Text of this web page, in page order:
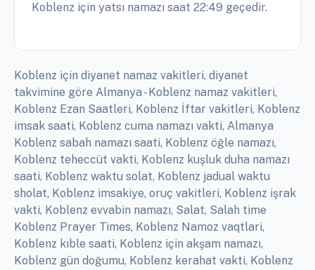
Koblenz için yatsı namazı saat 22:49 geçedir.
Koblenz için diyanet namaz vakitleri, diyanet
takvimine göre Almanya - Koblenz namaz vakitleri,
Koblenz Ezan Saatleri, Koblenz İftar vakitleri, Koblenz
imsak saati, Koblenz cuma namazı vakti, Almanya
Koblenz sabah namazı saati, Koblenz öğle namazı,
Koblenz teheccüt vakti, Koblenz kuşluk duha namazı
saati, Koblenz waktu solat, Koblenz jadual waktu
sholat, Koblenz imsakiye, oruç vakitleri, Koblenz işrak
vakti, Koblenz evvabin namazı, Salat, Salah time
Koblenz Prayer Times, Koblenz Namoz vaqtlari,
Koblenz kıble saati, Koblenz için akşam namazı,
Koblenz gün doğumu, Koblenz kerahat vakti, Koblenz